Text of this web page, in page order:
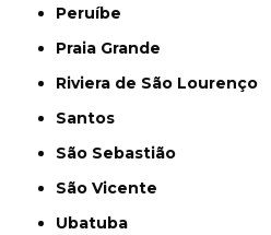
Peruíbe
Praia Grande
Riviera de São Lourenço
Santos
São Sebastião
São Vicente
Ubatuba